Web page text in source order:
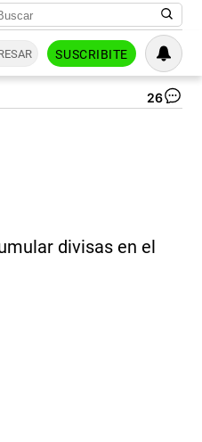
SUSCRIBITE
26
divisas en el